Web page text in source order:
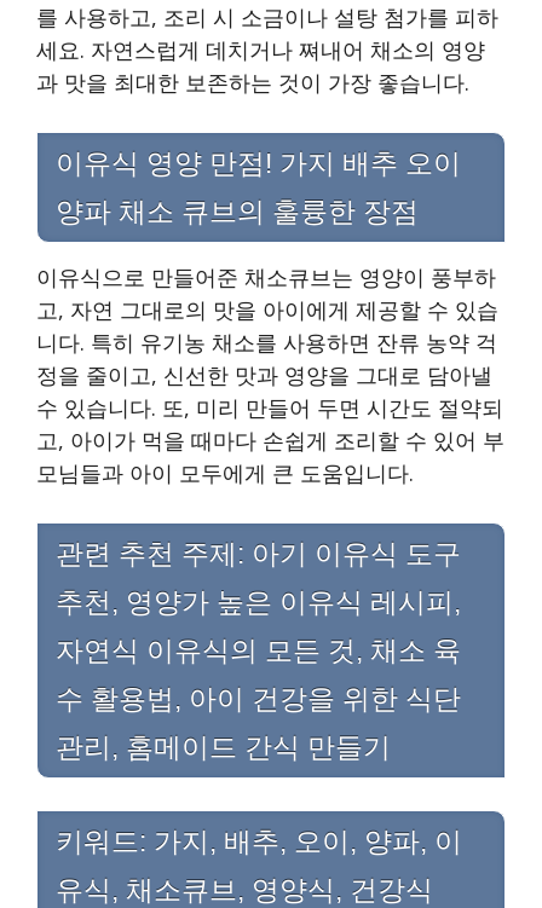
를 사용하고, 조리 시 소금이나 설탕 첨가를 피하
세요. 자연스럽게 데치거나 쪄내어 채소의 영양
과 맛을 최대한 보존하는 것이 가장 좋습니다.
이유식 영양 만점! 가지 배추 오이
양파 채소 큐브의 훌륭한 장점
이유식으로 만들어준 채소큐브는 영양이 풍부하
고, 자연 그대로의 맛을 아이에게 제공할 수 있습
니다. 특히 유기농 채소를 사용하면 잔류 농약 걱
정을 줄이고, 신선한 맛과 영양을 그대로 담아낼
수 있습니다. 또, 미리 만들어 두면 시간도 절약되
고, 아이가 먹을 때마다 손쉽게 조리할 수 있어 부
모님들과 아이 모두에게 큰 도움입니다.
관련 추천 주제: 아기 이유식 도구
추천, 영양가 높은 이유식 레시피,
자연식 이유식의 모든 것, 채소 육
수 활용법, 아이 건강을 위한 식단
관리, 홈메이드 간식 만들기
키워드: 가지, 배추, 오이, 양파, 이
유식, 채소큐브, 영양식, 건강식